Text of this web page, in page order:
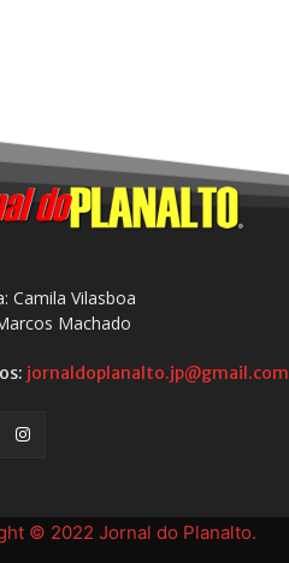
Camila Vilasboa
Machado
jornaldoplanalto.jp@gmail.com
© 2022 Jornal do Planalto.